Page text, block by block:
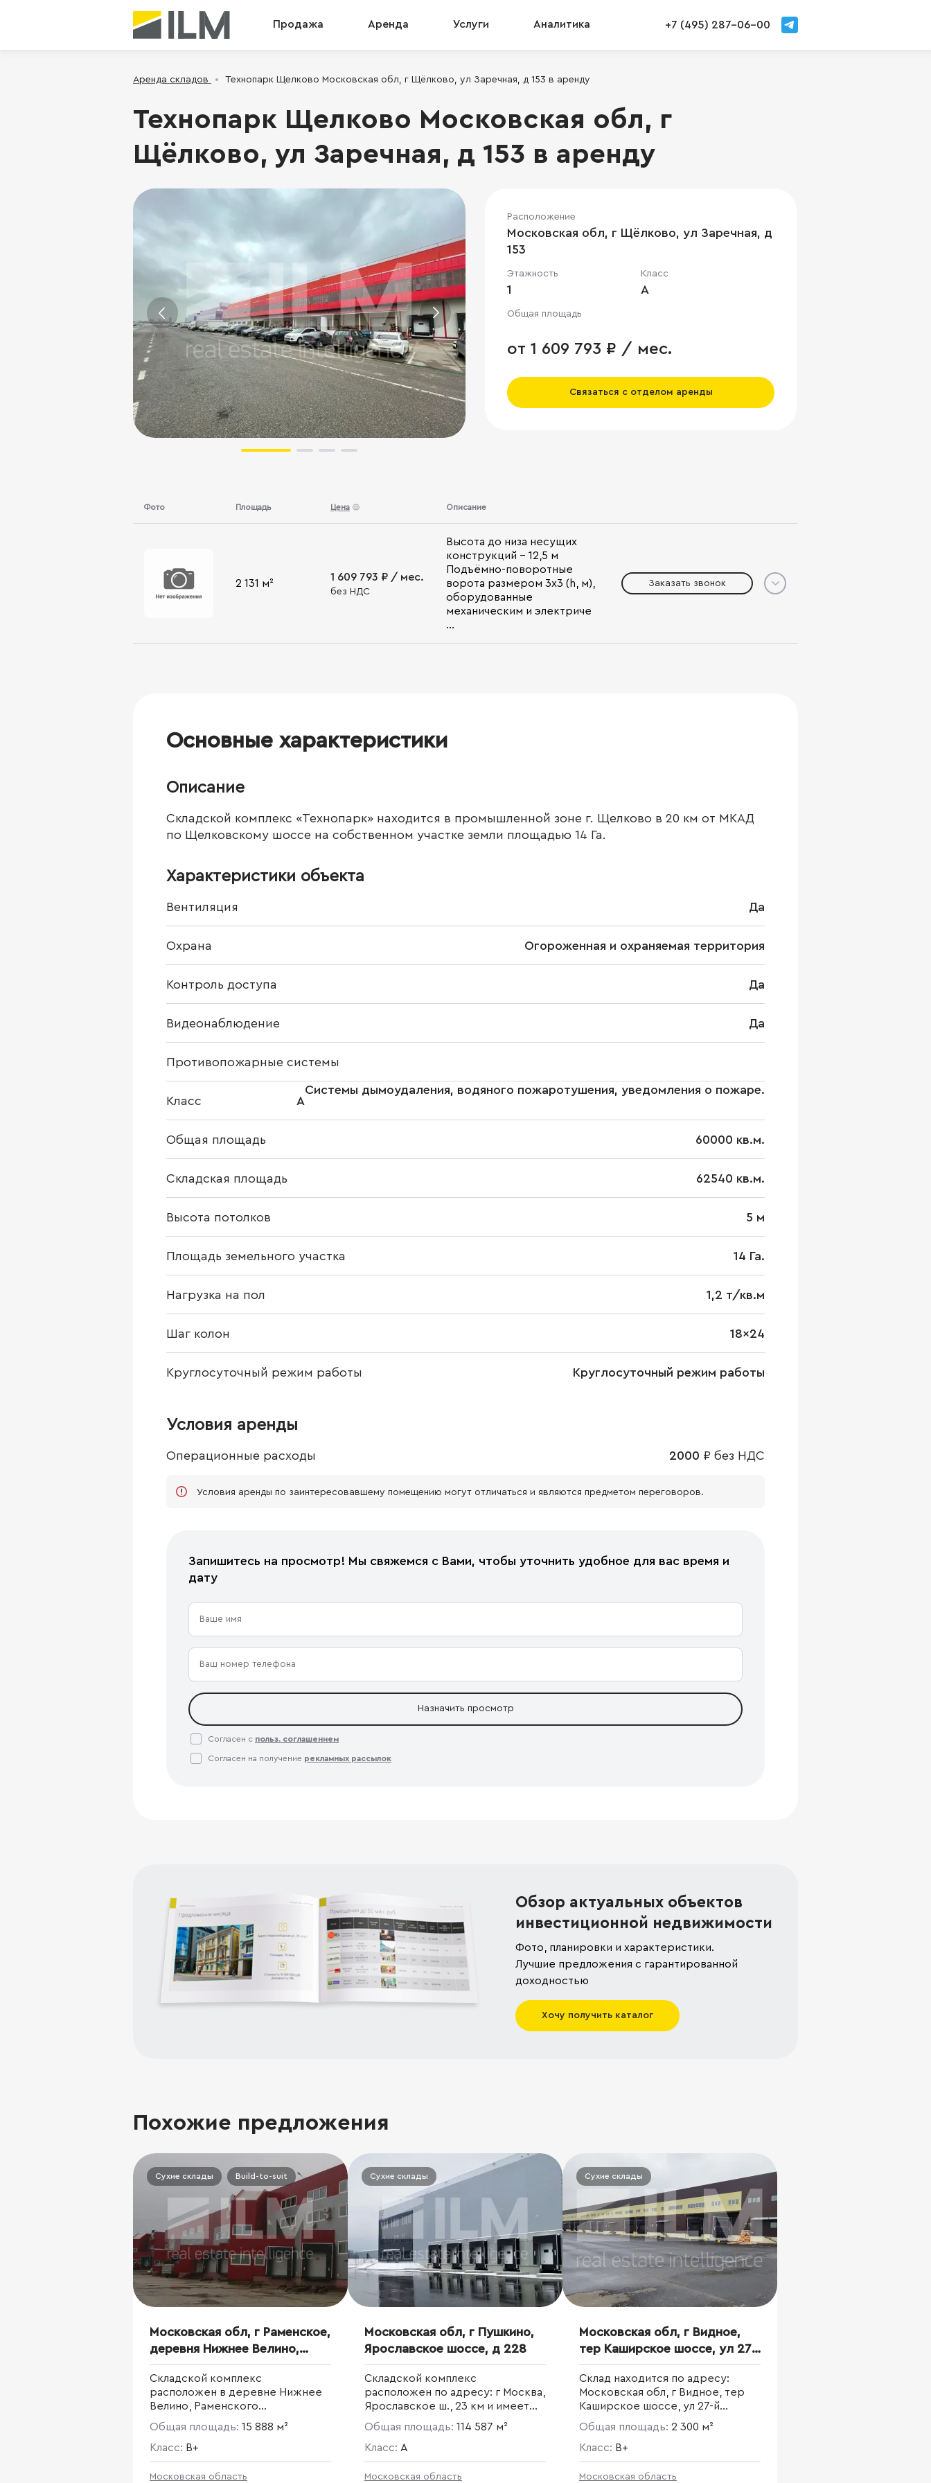
Продажа Аренда Услуги Аналитика +7 (495) 287-06-00
Аренда складов Технопарк Щелково Московская обл, г Щёлково, ул Заречная, д 153 в аренду
Технопарк Щелково Московская обл, г
Щёлково, ул Заречная, д 153 в аренду
Расположение
Московская обл, г Щёлково, ул Заречная, д
153
Этажность
1
Класс
A
Общая площадь
от 1 609 793 ₽ / мес.
Связаться с отделом аренды
Фото Площадь Цена Описание
2 131 м²
1 609 793 ₽ / мес.
без НДС
Высота до низа несущих
конструкций - 12,5 м
Подъёмно-поворотные
ворота размером 3x3 (h, м),
оборудованные
механическим и электриче
...
Заказать звонок
Основные характеристики
Описание
Складской комплекс «Технопарк» находится в промышленной зоне г. Щелково в 20 км от МКАД
по Щелковскому шоссе на собственном участке земли площадью 14 Га.
Характеристики объекта
Вентиляция Да
Охрана Огороженная и охраняемая территория
Контроль доступа Да
Видеонаблюдение Да
Противопожарные системы
Системы дымоудаления, водяного пожаротушения, уведомления о пожаре.
Класс
A
Общая площадь 60000 кв.м.
Складская площадь 62540 кв.м.
Высота потолков 5 м
Площадь земельного участка 14 Га.
Нагрузка на пол 1,2 т/кв.м
Шаг колон 18x24
Круглосуточный режим работы Круглосуточный режим работы
Условия аренды
Операционные расходы 2000 ₽ без НДС
Условия аренды по заинтересовавшему помещению могут отличаться и являются предметом переговоров.
Запишитесь на просмотр! Мы свяжемся с Вами, чтобы уточнить удобное для вас время и
дату
Назначить просмотр
Согласен с польз. соглашением
Согласен на получение рекламных рассылок
Обзор актуальных объектов
инвестиционной недвижимости
Фото, планировки и характеристики.
Лучшие предложения с гарантированной
доходностью
Хочу получить каталог
Похожие предложения
Сухие склады Build-to-suit
Московская обл, г Раменское,
деревня Нижнее Велино,
Старо-Рязанское шоссе, д 3 к
1
Складской комплекс
расположен в деревне Нижнее
Велино, Раменского
муниципальном района
Московской области. Старо-
Рязанское шоссе, 37 км МКАД.
Общая площадь складского
комплекса 23 100 кв. м.
Общая площадь: 15 888 м²
Класс: B+
Московская область
Сухие склады
Московская обл, г Пушкино,
Ярославское шоссе, д 228
Складской комплекс
расположен по адресу: г Москва,
Ярославское ш., 23 км и имеет
прямой доступ к ярославскому
шоссе, расстояние до МКАД
составляет 23 км по Такое
месторасположение дает
доступ удобный доступ как в
Общая площадь: 114 587 м²
Класс: A
Московская область
Сухие склады
Московская обл, г Видное,
тер Каширское шоссе, ул 27-
й километр, влд 14 стр 1
Склад находится по адресу:
Московская обл, г Видное, тер
Каширское шоссе, ул 27-й
километр, влд 14 стр 1
Общая площадь: 2 300 м²
Класс: B+
Московская область